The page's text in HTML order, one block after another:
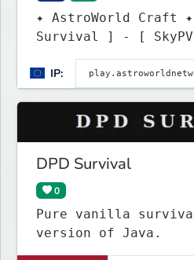
✦ AstroWorld Craft
Survival ] - [
IP:
DPD Survival
0
Pure vanilla
version of Java.